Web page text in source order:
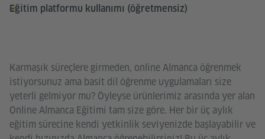
Eğitim platformu kullanımı (öğretmensiz)
Karmaşık süreçlere girmeden, online Almanca öğrenmek
istiyorsunuz ama basit dil öğrenme uygulamaları size
yeterli gelmiyor mu? Öyleyse ürünlerimiz arasında yer alan
Online Almanca Eğitimi tam size göre. Her bir üç aylık
eğitim sürecine kendi yetkinlik seviyenizde başlayabilir ve